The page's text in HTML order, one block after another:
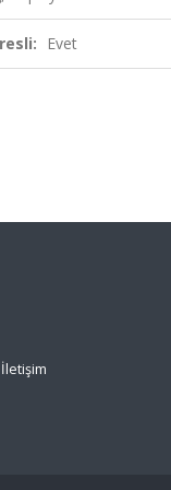
Evet
İletişim